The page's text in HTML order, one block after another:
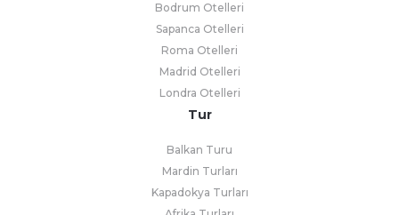
Bodrum Otelleri
Sapanca Otelleri
Roma Otelleri
Madrid Otelleri
Londra Otelleri
Tur
Balkan Turu
Mardin Turları
Kapadokya Turları